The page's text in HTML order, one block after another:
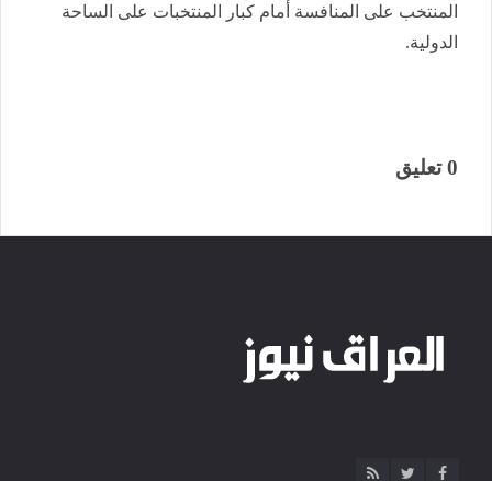
المنتخب على المنافسة أمام كبار المنتخبات على الساحة
الدولية.
0 تعليق